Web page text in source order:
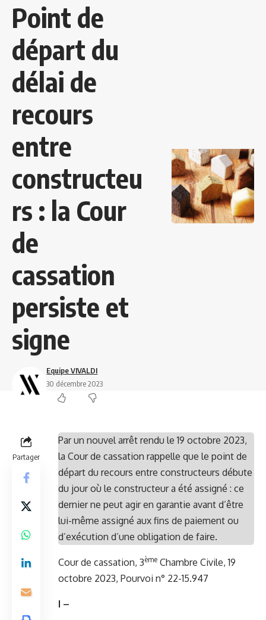
Point de
départ du
délai de
recours
entre
constructeu
rs : la Cour
de
cassation
persiste et
signe
Equipe VIVALDI
30 décembre 2023
Partager
Par un nouvel arrêt rendu le 19 octobre 2023,
la Cour de cassation rappelle que le point de
départ du recours entre constructeurs débute
du jour où le constructeur a été assigné : ce
dernier ne peut agir en garantie avant d’être
lui-même assigné aux fins de paiement ou
d’exécution d’une obligation de faire.
Cour de cassation, 3ème Chambre Civile, 19
octobre 2023, Pourvoi n° 22-15.947
I –